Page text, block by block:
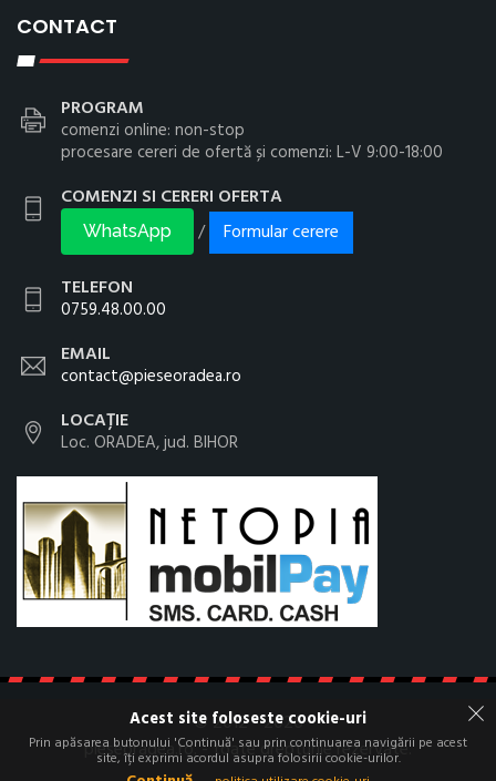
CONTACT
PROGRAM
comenzi online: non-stop
procesare cereri de ofertă și comenzi: L-V 9:00-18:00
COMENZI SI CERERI OFERTA
WhatsApp /
Formular cerere
TELEFON
0759.48.00.00
EMAIL
contact@pieseoradea.ro
LOCAȚIE
Loc. ORADEA, jud. BIHOR
© 2012 - 2026
pieseoradea.ro. - toate drepturile rezervate.
Acest site foloseste cookie-uri
Prin apăsarea butonului 'Continuă' sau prin continuarea navigării pe acest
site, îți exprimi acordul asupra folosirii cookie-urilor.